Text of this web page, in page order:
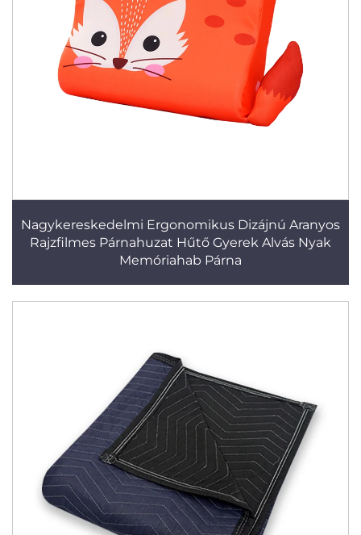
Nagykereskedelmi Ergonomikus Dizájnú Aranyos
Rajzfilmes Párnahuzat Hűtő Gyerek Alvás Nyak
Memóriahab Párna